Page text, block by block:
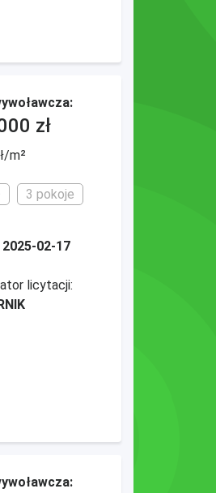
zł
m²
3 pokoje
2025-02-17
licytacji: